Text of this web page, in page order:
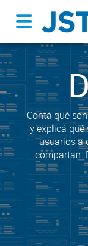
Contá qué
y explicá
usuarios a
compartan.